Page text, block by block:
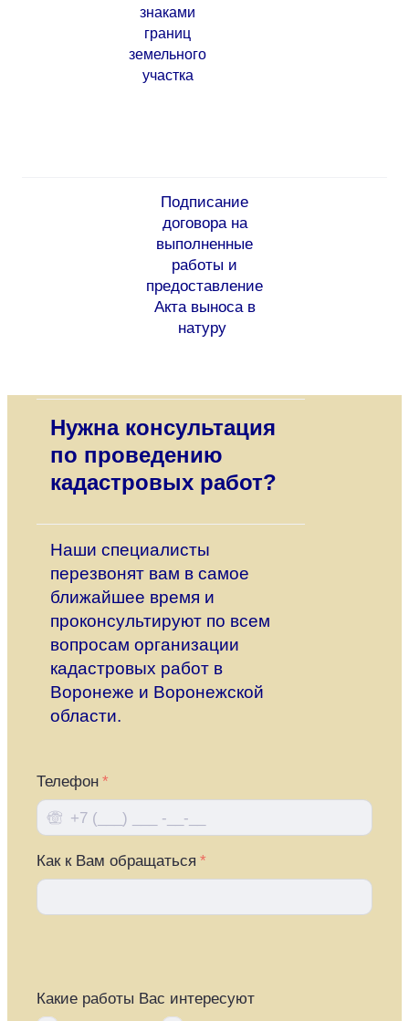
знаками
границ
земельного
участка
Подписание
договора на
выполненные
работы и
предоставление
Акта выноса в
натуру
Нужна консультация
по проведению
кадастровых работ?
Наши специалисты
перезвонят вам в самое
ближайшее время и
проконсультируют по всем
вопросам организации
кадастровых работ в
Воронеже и Воронежской
области.
Телефон
Как к Вам обращаться
Какие работы Вас интересуют